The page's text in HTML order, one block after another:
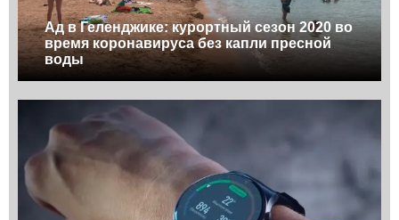
Ад в Геленджике: курортный сезон 2020 во
время коронавируса без капли пресной
воды